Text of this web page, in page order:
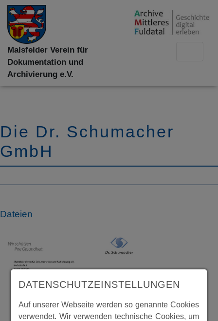
Malsfelder Verein für
Dokumentation und
Archivierung e.V.
Die Dr. Schumacher
GmbH
Dateien
DATENSCHUTZEINSTELLUNGEN
Auf unserer Webseite werden so genannte Cookies
verwendet. Wir verwenden technische Cookies, um